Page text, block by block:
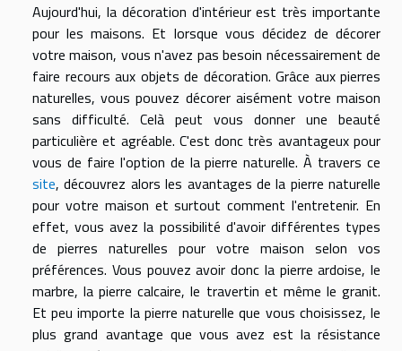
Aujourd'hui, la décoration d'intérieur est très importante
pour les maisons. Et lorsque vous décidez de décorer
votre maison, vous n'avez pas besoin nécessairement de
faire recours aux objets de décoration. Grâce aux pierres
naturelles, vous pouvez décorer aisément votre maison
sans difficulté. Celà peut vous donner une beauté
particulière et agréable. C'est donc très avantageux pour
vous de faire l'option de la pierre naturelle. À travers ce
site, découvrez alors les avantages de la pierre naturelle
pour votre maison et surtout comment l'entretenir. En
effet, vous avez la possibilité d'avoir différentes types
de pierres naturelles pour votre maison selon vos
préférences. Vous pouvez avoir donc la pierre ardoise, le
marbre, la pierre calcaire, le travertin et même le granit.
Et peu importe la pierre naturelle que vous choisissez, le
plus grand avantage que vous avez est la résistance